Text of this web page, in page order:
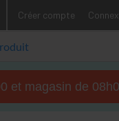
Créer compte
et magasin de